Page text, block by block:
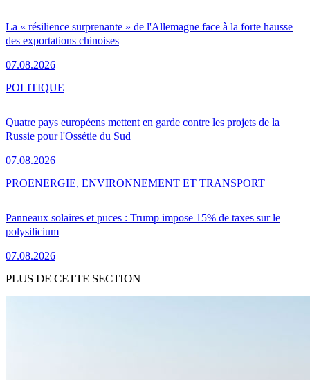
La « résilience surprenante » de l'Allemagne face à la forte hausse
des exportations chinoises
07.08.2026
Quatre pays européens mettent en garde contre les projets de la
Russie pour l'Ossétie du Sud
07.08.2026
POLITIQUE
Panneaux solaires et puces : Trump impose 15% de taxes sur le
polysilicium
07.08.2026
PROENERGIE, ENVIRONNEMENT ET TRANSPORT
PLUS DE CETTE SECTION